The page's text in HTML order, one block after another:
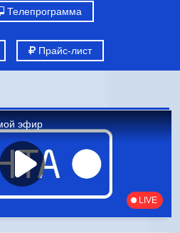
Телепрограмма
Прайс-лист